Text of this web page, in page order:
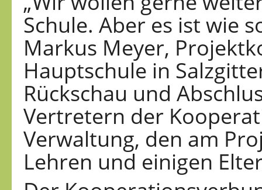
Schule. Aber es ist wie
Markus Meyer,
Hauptschule in
Rückschau und
Vertretern der
Verwaltung, den am
Lehren und einigen